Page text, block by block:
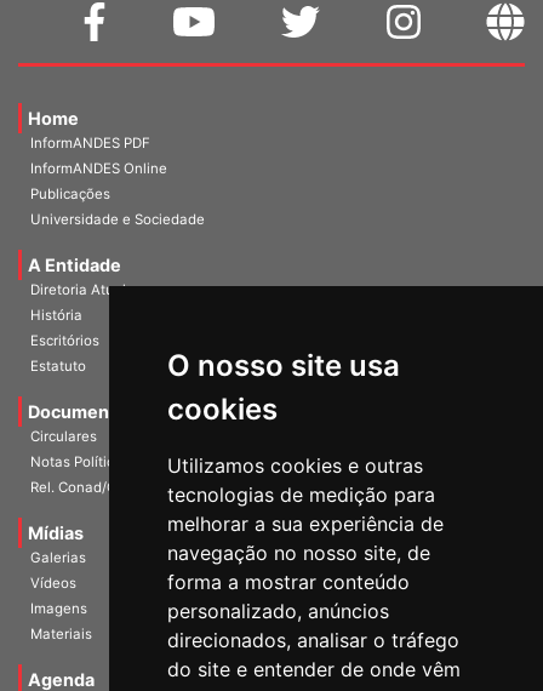
O nosso site usa
cookies
Utilizamos cookies e outras
tecnologias de medição para
melhorar a sua experiência de
navegação no nosso site, de
forma a mostrar conteúdo
personalizado, anúncios
direcionados, analisar o tráfego
do site e entender de onde vêm
Home
InformANDES PDF
InformANDES Online
Publicações
Universidade e Sociedade
A Entidade
Diretoria Atual
História
Escritórios
Estatuto
Documentos
Circulares
Notas Políticas
Rel. Conad/Congresso
Mídias
Galerias
Vídeos
Imagens
Materiais
Agenda